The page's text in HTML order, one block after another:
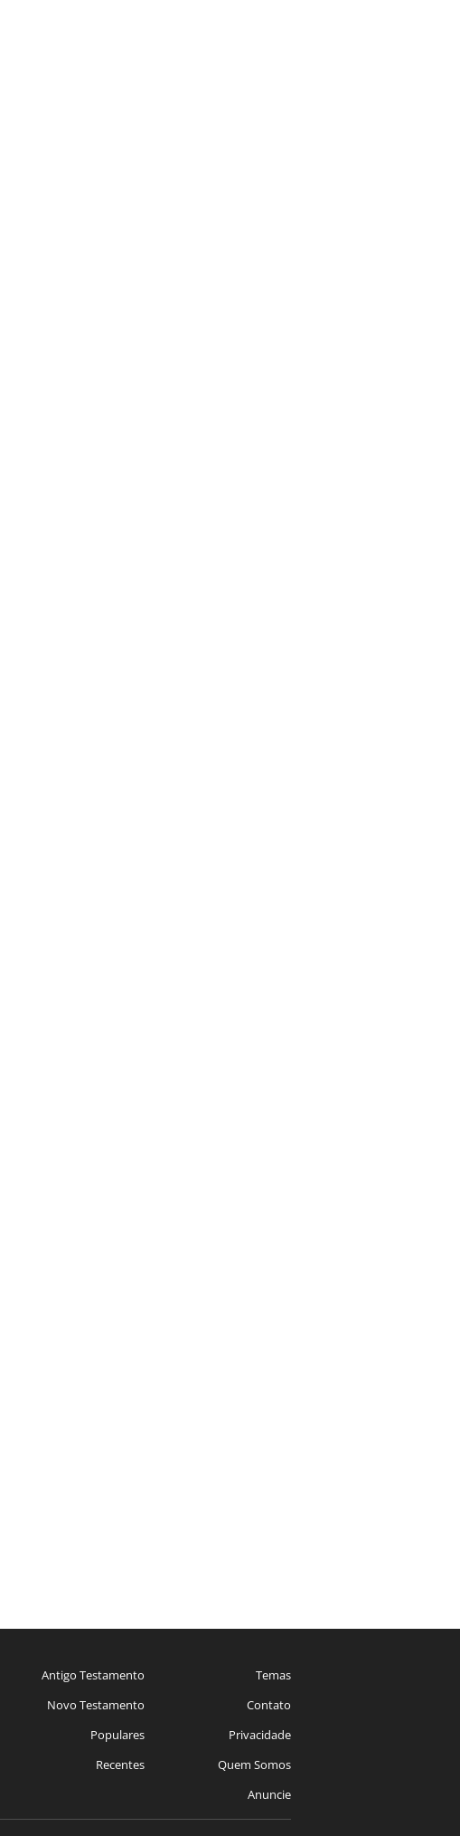
Antigo Testamento
Novo Testamento
Populares
Recentes
Temas
Contato
Privacidade
Quem Somos
Anuncie